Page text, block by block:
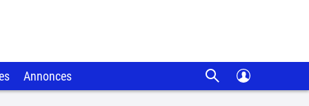
Annonces